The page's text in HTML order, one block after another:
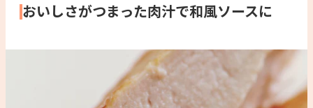
おいしさがつまった肉汁で和風ソースに